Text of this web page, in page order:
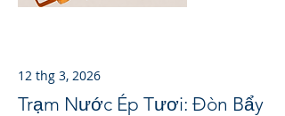
12 thg 3, 2026
Trạm Nước Ép Tươi: Đòn Bẩy